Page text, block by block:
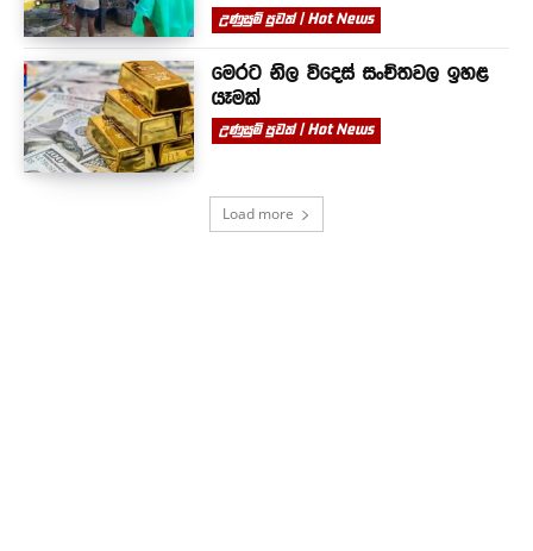
උණුසුම් පුවත් | Hot News
මෙරට නිල විදෙස් සංචිතවල ඉහළ
යෑමක්
උණුසුම් පුවත් | Hot News
Load more